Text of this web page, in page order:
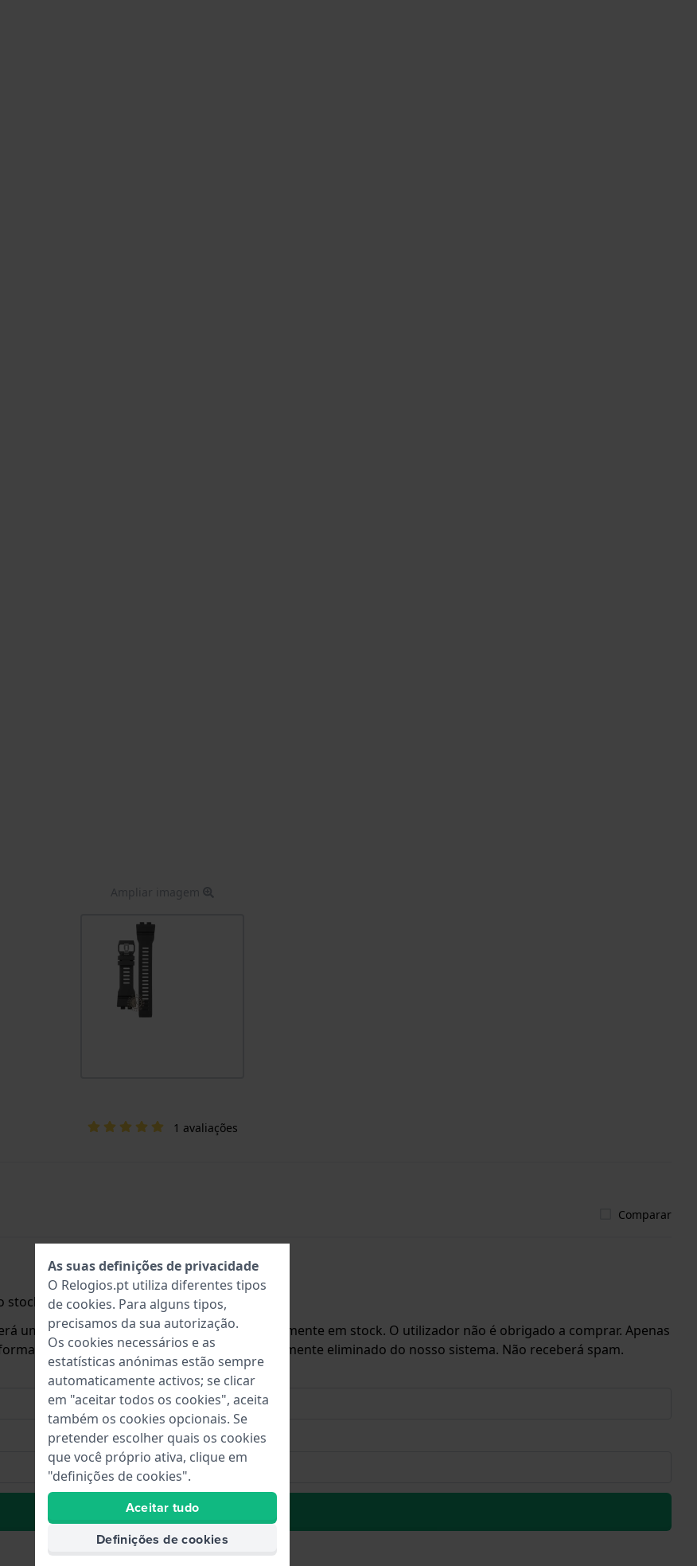
Ampliar imagem
1 avaliações
Comparar
um e-mail assim que o produto estiver novamente em stock. O utilizador não é obrigado a comprar. Apenas
sobre novas existências. Este é imediatamente eliminado do nosso sistema. Não receberá spam.
para Lista de Desejos
As suas definições de privacidade
O Relogios.pt utiliza diferentes tipos
de cookies. Para alguns tipos,
precisamos da sua autorização.
Os cookies necessários e as
estatísticas anónimas estão sempre
automaticamente activos; se clicar
em "aceitar todos os cookies", aceita
também os cookies opcionais. Se
pretender escolher quais os cookies
que você próprio ativa, clique em
"definições de cookies".
Aceitar tudo
Definições de cookies